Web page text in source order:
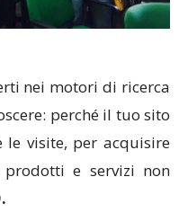
nei motori di ricerca
perché il tuo sito
le visite, per acquisire
e servizi non